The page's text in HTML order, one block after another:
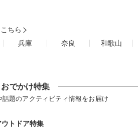
ちら
兵庫 奈良
和歌山
おでかけ特集
題のアクティビティ情報をお届け
ウトドア特集